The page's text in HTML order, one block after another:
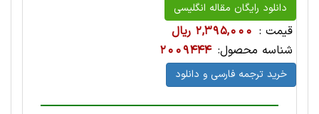
دانلود رایگان مقاله انگلیسی
قیمت : 2,395,000 ریال
شناسه محصول: 2009444
خرید ترجمه فارسی و دانلود